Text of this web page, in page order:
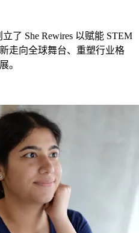
了 She Rewires 以赋能 STEM
走向全球舞台、重塑行业格
。